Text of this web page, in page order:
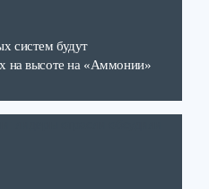
систем будут
на высоте на «Аммонии»